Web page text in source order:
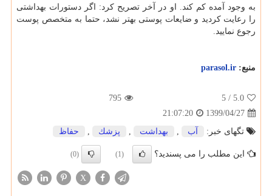
به وجود آمده کم کند. او در آخر تصریح کرد: اگر دستورات بهداشتی
را رعایت کردید و ضایعات پوستی بهتر نشد، حتما به متخصص پوست
رجوع نمایید.
منبع: parasol.ir
5.0
/ 5
795
1399/04/27
21:07:20
تگهای خبر:
آب , بهداشت , پزشك , حفاظ
این مطلب را می پسندید؟ (1)
(0)
X